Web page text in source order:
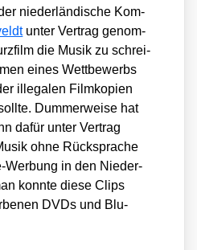
nie­der­län­di­sche Kom­
unter Ver­trag genom­
die Musik zu schrei­
eines Wett­be­werbs
ille­ga­len Film­ko­pien
Dum­mer­wei­se hat
dafür unter Ver­trag
ohne Rück­spra­che
Wer­bung in den Nie­der­
konn­te die­se Clips
DVDs und Blu­